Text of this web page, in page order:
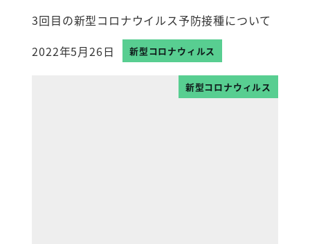
3回目の新型コロナウイルス予防接種について
投稿日
2022年5月26日 新型コロナウィルス
新型コロナウィルス